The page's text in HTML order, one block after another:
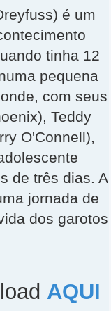
é um
tinha 12
pequena
com seus
Teddy
O'Connell),
de três dias. A
jornada de
dos garotos
AQUI